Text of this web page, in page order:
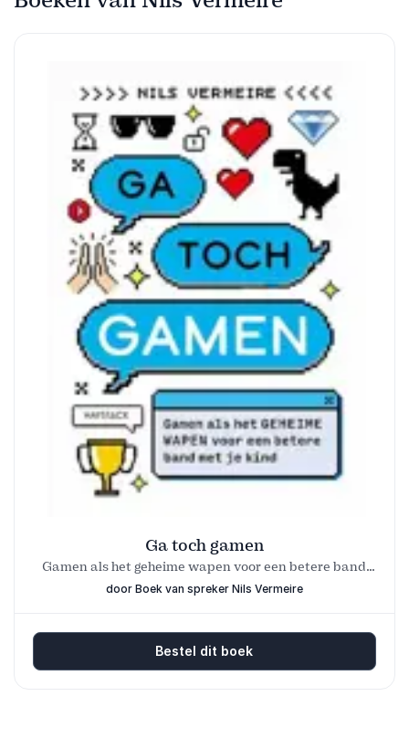
Ga toch gamen
Gamen als het geheime wapen voor een betere band
met je kind
door Boek van spreker Nils Vermeire
Bestel dit boek